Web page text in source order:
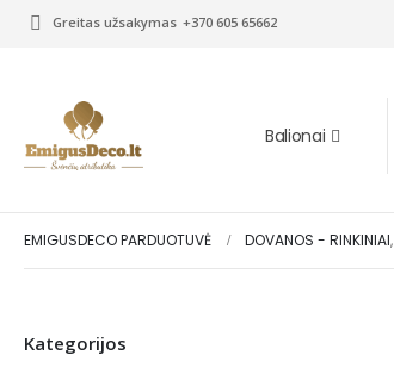
Greitas užsakymas +370 605 65662
Balionai
EMIGUSDECO PARDUOTUVĖ DOVANOS - RINKINIAI,
Kategorijos